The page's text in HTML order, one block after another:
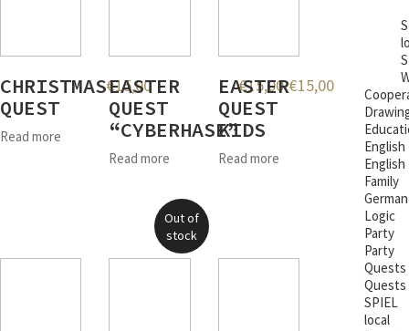
CHRISTMAS
QUEST
Read more
€15,00
EASTER
QUEST
“CYBERHASE”
Read more
€15,00
EASTER
QUEST
KIDS
Read more
€15,00
Out of
stock
English
English
Family
German
Logic
Party
Party
Quests
Quests
SPIEL
local